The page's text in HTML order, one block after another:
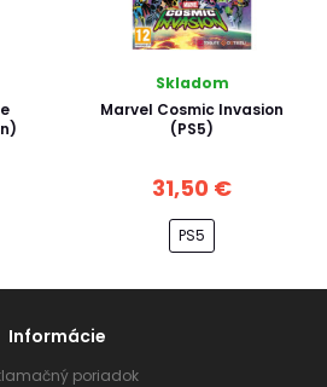
Skladom
Marvel Cosmic Invasion
(PS5)
31,50 €
PS5
Informácie
poriadok